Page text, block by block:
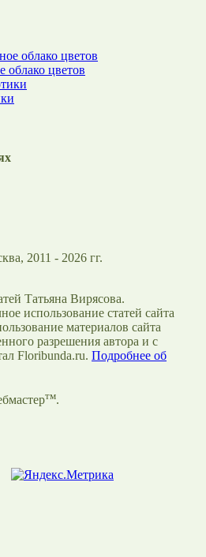
облако цветов
2011 - 2026 гг.
Татьяна Вирясова.
использование статей сайта
материалов сайта
разрешения автора и с
Floribunda.ru. Подробнее об
тм.